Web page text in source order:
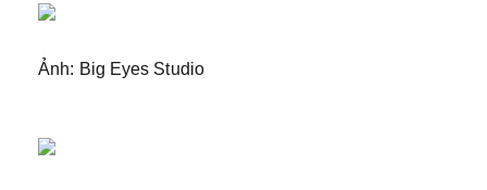
Ảnh: Big Eyes Studio